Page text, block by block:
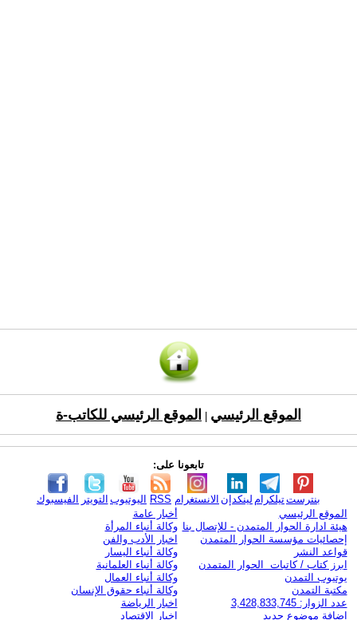
الموقع الرئيسي الموقع الرئيسي للكاتب-ة
تابعونا على:
الفيسبوك التويتر اليوتيوب RSS الانستغرام لينكدإن تيلكرامبنترست
الموقع الرئيسي
هيئة ادارة الحوار المتمدن - للإتصال بنا
إحصائيات مؤسسة الحوار المتمدن
قواعد النشر
ابرز كتاب / كاتبات الحوار المتمدن
يوتيوب التمدن
مكتبة التمدن
عدد الزوار: 3,428,833,745
اضافة موضوع جديد
أخبار عامة
وكالة أنباء المرأة
اخبار الأدب والفن
وكالة أنباء اليسار
وكالة أنباء العلمانية
وكالة أنباء العمال
وكالة أنباء حقوق الإنسان
اخبار الرياضة
اخبار الاقتصاد